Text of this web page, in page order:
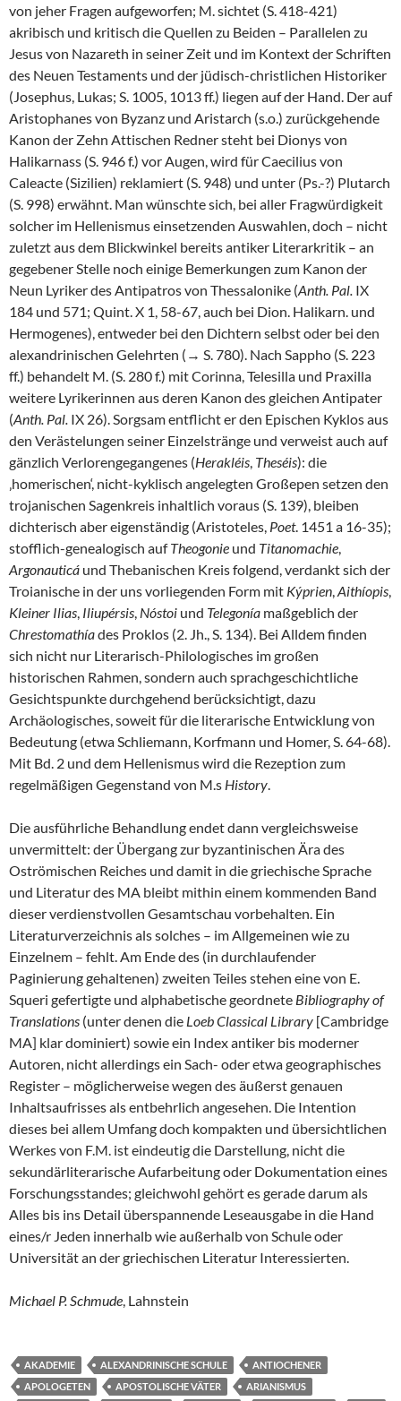
von jeher Fragen aufgeworfen; M. sichtet (S. 418-421)
akribisch und kritisch die Quellen zu Beiden – Parallelen zu
Jesus von Nazareth in seiner Zeit und im Kontext der Schriften
des Neuen Testaments und der jüdisch-christlichen Historiker
(Josephus, Lukas; S. 1005, 1013 ff.) liegen auf der Hand. Der auf
Aristophanes von Byzanz und Aristarch (s.o.) zurückgehende
Kanon der Zehn Attischen Redner steht bei Dionys von
Halikarnass (S. 946 f.) vor Augen, wird für Caecilius von
Caleacte (Sizilien) reklamiert (S. 948) und unter (Ps.-?) Plutarch
(S. 998) erwähnt. Man wünschte sich, bei aller Fragwürdigkeit
solcher im Hellenismus einsetzenden Auswahlen, doch – nicht
zuletzt aus dem Blickwinkel bereits antiker Literarkritik – an
gegebener Stelle noch einige Bemerkungen zum Kanon der
Neun Lyriker des Antipatros von Thessalonike (Anth. Pal. IX
184 und 571; Quint. X 1, 58-67, auch bei Dion. Halikarn. und
Hermogenes), entweder bei den Dichtern selbst oder bei den
alexandrinischen Gelehrten (→ S. 780). Nach Sappho (S. 223
ff.) behandelt M. (S. 280 f.) mit Corinna, Telesilla und Praxilla
weitere Lyrikerinnen aus deren Kanon des gleichen Antipater
(Anth. Pal. IX 26). Sorgsam entflicht er den Epischen Kyklos aus
den Verästelungen seiner Einzelstränge und verweist auch auf
gänzlich Verlorengegangenes (Herakléis, Theséis): die
‚homerischen‘, nicht-kyklisch angelegten Großepen setzen den
trojanischen Sagenkreis inhaltlich voraus (S. 139), bleiben
dichterisch aber eigenständig (Aristoteles, Poet. 1451 a 16-35);
stofflich-genealogisch aufTheogonie und Titanomachie,
Argonauticá und Thebanischen Kreis folgend, verdankt sich der
Troianische in der uns vorliegenden Form mit Kýprien,Aithíopis,
Kleiner Ilias, Iliupérsis, Nóstoi und Telegonía maßgeblich der
Chrestomathíades Proklos (2. Jh., S. 134). Bei Alldem finden
sich nicht nur Literarisch-Philologisches im großen
historischen Rahmen, sondern auch sprachgeschichtliche
Gesichtspunkte durchgehend berücksichtigt, dazu
Archäologisches, soweit für die literarische Entwicklung von
Bedeutung (etwa Schliemann, Korfmann und Homer, S. 64-68).
Mit Bd. 2 und dem Hellenismus wird die Rezeption zum
regelmäßigen Gegenstand von M.s History.
Die ausführliche Behandlung endet dann vergleichsweise
unvermittelt: der Übergang zur byzantinischen Ära des
Oströmischen Reiches und damit in die griechische Sprache
und Literatur des MA bleibt mithin einem kommenden Band
dieser verdienstvollen Gesamtschau vorbehalten. Ein
Literaturverzeichnis als solches – im Allgemeinen wie zu
Einzelnem – fehlt. Am Ende des (in durchlaufender
Paginierung gehaltenen) zweiten Teiles stehen eine von E.
Squeri gefertigte und alphabetische geordnete Bibliography of
Translations (unter denen die Loeb Classical Library [Cambridge
MA] klar dominiert) sowie ein Index antiker bis moderner
Autoren, nicht allerdings ein Sach- oder etwa geographisches
Register – möglicherweise wegen des äußerst genauen
Inhaltsaufrisses als entbehrlich angesehen. Die Intention
dieses bei allem Umfang doch kompakten und übersichtlichen
Werkes von F.M. ist eindeutig die Darstellung, nicht die
sekundärliterarische Aufarbeitung oder Dokumentation eines
Forschungsstandes; gleichwohl gehört es gerade darum als
Alles bis ins Detail überspannende Leseausgabe in die Hand
eines/r Jeden innerhalb wie außerhalb von Schule oder
Universität an der griechischen Literatur Interessierten.
Michael P. Schmude, Lahnstein
AKADEMIE ALEXANDRINISCHE SCHULE
ANTIOCHENER
APOLOGETEN
APOSTOLISCHE VÄTER
ARIANISMUS